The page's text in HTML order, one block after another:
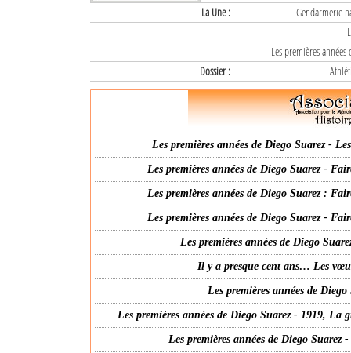
La Une :
Gendarmerie
Les premières
Dossier :
Les premières années de Diego Suarez -
Les premières années de Diego Suarez -
Les premières années de Diego Suarez :
Les premières années de Diego Suarez -
Les premières années de Diego
Il y a presque cent ans… Les
Les premières années de
Les premières années de Diego Suarez - 1919,
Les premières années de Diego